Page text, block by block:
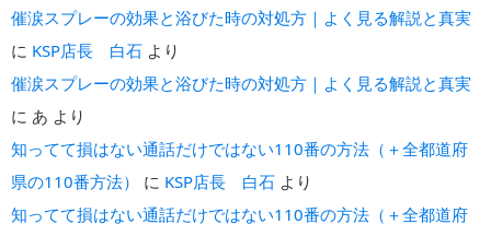
催涙スプレーの効果と浴びた時の対処方｜よく見る解説と真実
に KSP店長 白石 より
催涙スプレーの効果と浴びた時の対処方｜よく見る解説と真実
に あ より
知ってて損はない通話だけではない110番の方法（＋全都道府
県の110番方法）
に KSP店長 白石 より
知ってて損はない通話だけではない110番の方法（＋全都道府